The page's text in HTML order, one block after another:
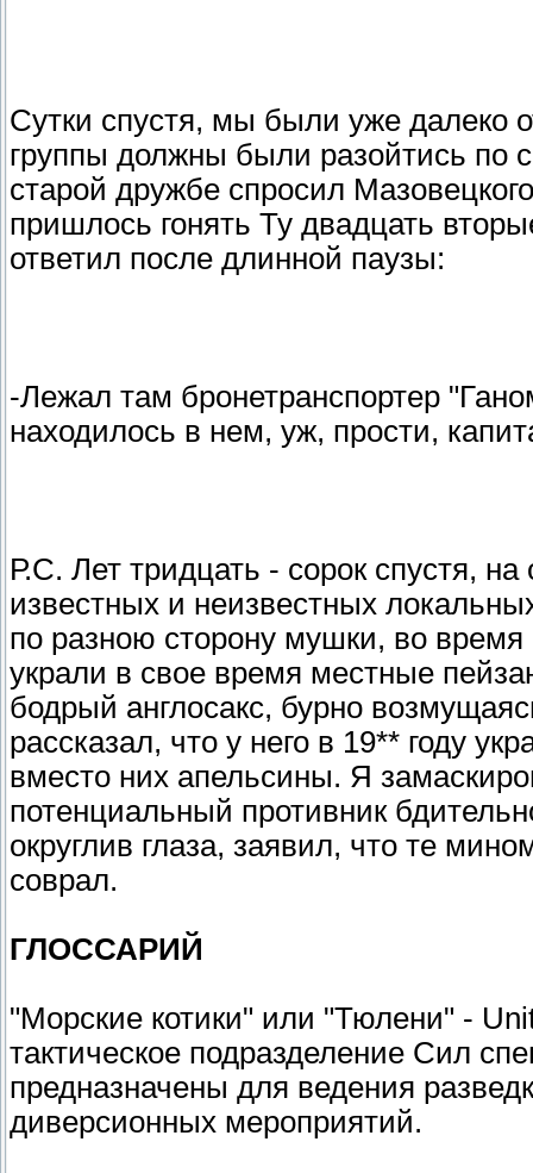
Сутки спустя, мы были уже далеко
группы должны были разойтись
старой дружбе спросил
пришлось гонять Ту двадцать
ответил после длинной паузы:
-Лежал там бронетранспортер
находилось в нем, уж, прости,
Р.С. Лет тридцать - сорок спустя,
известных и неизвестных
по разною сторону мушки, во время
украли в свое время местные
бодрый англосакс, бурно
рассказал, что у него в 19** году
вместо них апельсины. Я
потенциальный противник
округлив глаза, заявил, что те
соврал.
ГЛОССАРИЙ
"Морские котики" или "Тюлени" -
тактическое подразделение Сил
предназначены для ведения
диверсионных мероприятий.